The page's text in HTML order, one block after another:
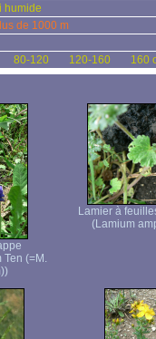
humide
de 1000 m
80-120 120-160 160
Ten (=M.
Lamier à
(Lamium